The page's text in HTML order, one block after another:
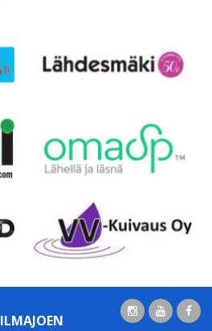
ILMAJOEN